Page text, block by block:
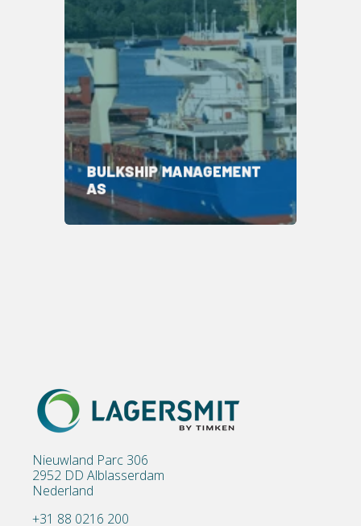
BULKSHIP MANAGEMENT
AS
Nieuwland Parc 306
2952 DD Alblasserdam
Nederland
+31 88 0216 200